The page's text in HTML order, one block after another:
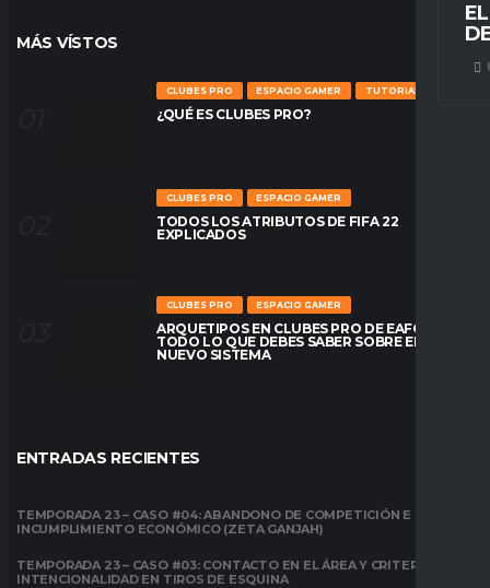
MÁS VÍSTOS
CLUBES PRO ESPACIO GAMER TUTORIALES
¿QUÉ ES CLUBES PRO?
CLUBES PRO ESPACIO GAMER
TODOS LOS ATRIBUTOS DE FIFA 22
EXPLICADOS
CLUBES PRO ESPACIO GAMER
ARQUETIPOS EN CLUBES PRO DE EAFC26:
TODO LO QUE DEBES SABER SOBRE EL
NUEVO SISTEMA
ENTRADAS RECIENTES
TEMPORADA 23 – CASO #04: ABANDONO DE COMPETICIÓN E
INCUMPLIMIENTO ECONÓMICO (ZETA GANJAH)
TEMPORADA 23 – CASO #03: CONTACTO EN EL ÁREA Y CRITERIO DE
INTENCIONALIDAD EN TIROS DE ESQUINA